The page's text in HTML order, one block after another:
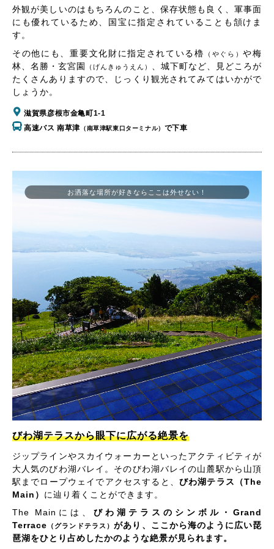
外観が美しいのはもちろんのこと、保存状態も良く、軍事面
にも優れているため、国宝に指定されていることも頷けま
す。
その他にも、重要文化財に指定されている櫓
（やぐら）や梅
林、名勝・玄宮園
（げんきゅうえん）
、城下町など、見どころが
たくさんありますので、じっくり観光されてみてはいかがで
しょうか。
滋賀県彦根市金亀町1-1
高速バス 南草津 （南草津駅東口ターミナル） で下車
びわ湖テラスから眼下に広がる絶景を
ジップラインやスカイウォーカーといったアクティビティが
大人気のびわ湖バレイ。そのびわ湖バレイの山麓駅から山頂
駅までロープウェイでアクセスすると、 びわ湖テラス（The
Main） に辿り着くことができます。
The Mainには、 びわ湖テラスのシンボル・Grand
Terrace （グランドテラス）があり、ここから海のように広い琵
琶湖をひとり占めしたかのような絶景が見られます。
お洒落な場所が好きならここは外せない！